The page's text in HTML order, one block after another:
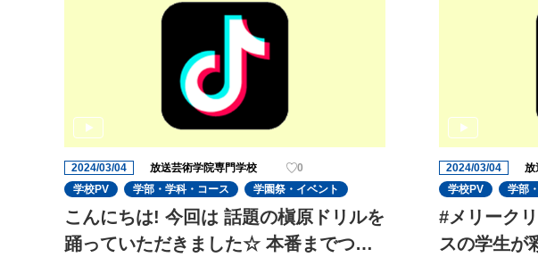
2024/03/04 放送芸術学院専門学校
0
学校PV
学部・学科・コース 学園祭・イベント
こんにちは! 今回は 話題の槇原ドリルを
踊っていただきました☆ 本番までつい
2024/03/04 放
学校PV
学部
#メリーク
スの学生が